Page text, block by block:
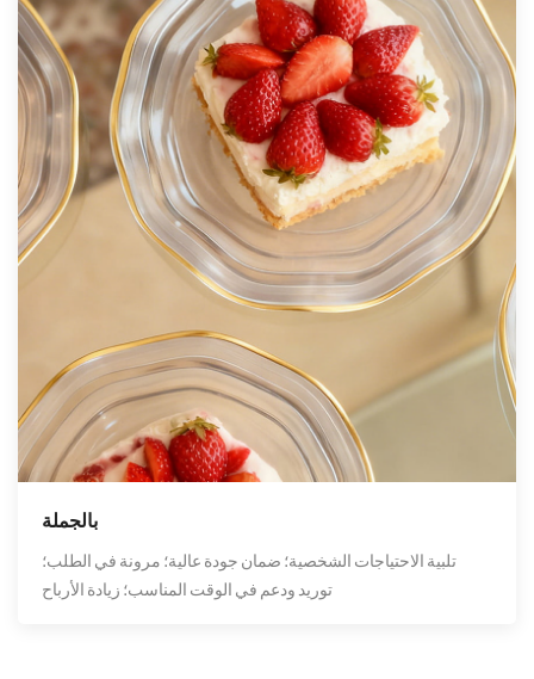
بالجملة
تلبية الاحتياجات الشخصية؛ ضمان جودة عالية؛ مرونة في الطلب؛
توريد ودعم في الوقت المناسب؛ زيادة الأرباح